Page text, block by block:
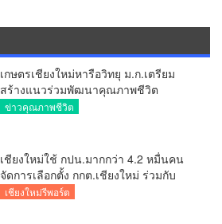
เกษตรเชียงใหม่หารือวิทยุ ม.ก.เตรียม
สร้างแนวร่วมพัฒนาคุณภาพชีวิต
เกษตรกร สื่อสารข้อมูลถูกต้องขับเคลื่อน
ข่าวคุณภาพชีวิต
เชียงใหม่ใช้ กปน.มากกว่า 4.2 หมื่นคน
จัดการเลือกตั้ง กกต.เชียงใหม่ ร่วมกับ
นายอำเภอหางดง ตรวจความเรียบร้อย
เชียงใหม่รีพอร์ต